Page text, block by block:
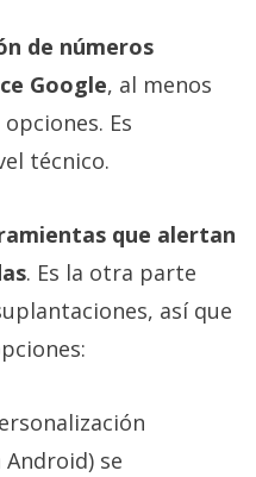
de números
Google, al menos
Es
técnico.
que alertan
. Es la otra parte
así que
Android) se